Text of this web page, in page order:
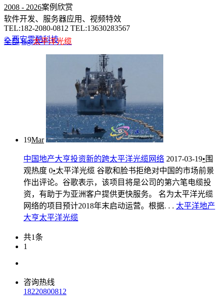
2008 - 2026案例欣赏
软件开发、服务器应用、视频特效
TEL:182-2080-0812 TEL:13630283567
© 西安零酷科技
全部 tag:太平洋光缆
19Mar
中国地产大亨投资新的跨太平洋光缆网络 2017-03-19• 围
观热度 0•太平洋光缆 谷歌和脸书拒绝对中国的市场前景
作出评论。谷歌表示，该项目将是公司的第六笔电缆投
资，有助于为亚洲客户提供更快服务。 名为太平洋光缆
网络的项目预计2018年末启动运营。根据. . . 太平洋地产
大亨太平洋光缆
共1条
1
咨询热线
18220800812